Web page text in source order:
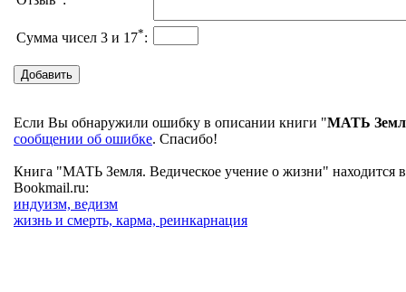
Сумма чисел 3 и 17*:
Если Вы обнаружили ошибку в описании книги "МАТЬ
сообщении об ошибке. Спасибо!
Книга "МАТЬ Земля. Ведическое учение о жизни" находится в
Bookmail.ru:
индуизм, ведизм
жизнь и смерть, карма, реинкарнация